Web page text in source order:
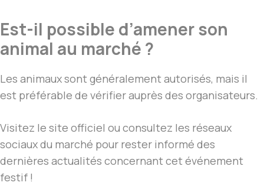
Est-il possible d’amener son
animal au marché ?
Les animaux sont généralement autorisés, mais il
est préférable de vérifier auprès des organisateurs.
Visitez le site officiel ou consultez les réseaux
sociaux du marché pour rester informé des
dernières actualités concernant cet événement
festif !